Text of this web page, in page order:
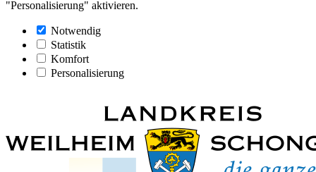
"Personalisierung" aktivieren.
Notwendig
Statistik
Komfort
Personalisierung